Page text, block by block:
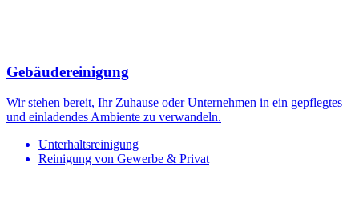
Gebäudereinigung
Wir stehen bereit, Ihr Zuhause oder Unternehmen in ein gepflegtes
und einladendes Ambiente zu verwandeln.
Unterhaltsreinigung
Reinigung von Gewerbe & Privat